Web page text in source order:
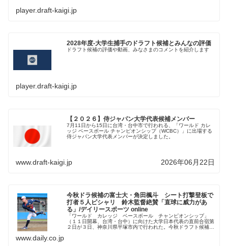
player.draft-kaigi.jp
2028年度-大学生捕手のドラフト候補とみんなの評価
ドラフト候補の評価や動画、みなさまのコメントを紹介します
player.draft-kaigi.jp
【２０２６】侍ジャパン大学代表候補メンバー
7月11日から15日に台湾・台中市で行われる、「ワールド カレ
ッジ ベースボール チャンピオンシップ（WCBC）」に出場する
侍ジャパン大学代表メンバーが決定しました。
www.draft-kaigi.jp 2026年06月22日
今秋ドラ候補の富士大・角田楓斗 シート打撃登板で
打者５人ピシャリ 鈴木監督絶賛「直球に威力があ
る」/デイリースポーツ online
「ワールド カレッジ ベースボール チャンピオンシップ」
（１１日開幕、台湾・台中）に向けた大学日本代表の直前合宿第
２日が３日、神奈川県平塚市内で行われた。今秋ドラフト候補の
www.daily.co.jp